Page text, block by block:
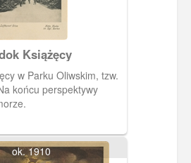
Książęcy
w Parku Oliwskim, tzw.
końcu perspektywy
ok. 1910